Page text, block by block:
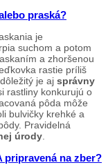
praská?
je
suchom a potom
a zhoršenou
rastie príliš
je aj správny
rastliny konkurujú o
pôda môže
bulvičky krehké a
Pravidelná
úrody
pripravená na zber?